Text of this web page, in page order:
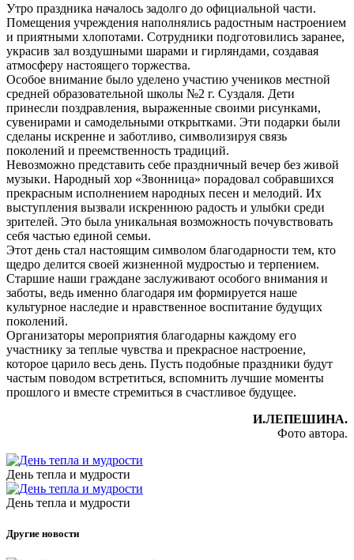
Утро праздника началось задолго до официальной части.
Помещения учреждения наполнялись радостным настроением
и приятными хлопотами. Сотрудники подготовились заранее,
украсив зал воздушными шарами и гирляндами, создавая
атмосферу настоящего торжества.
Особое внимание было уделено участию учеников местной
средней образовательной школы №2 г. Суздаля. Дети
принесли поздравления, выраженные своими рисунками,
сувенирами и самодельными открытками. Эти подарки были
сделаны искренне и заботливо, символизируя связь
поколений и преемственность традиций.
Невозможно представить себе праздничный вечер без живой
музыки. Народный хор «Звонница» порадовал собравшихся
прекрасным исполнением народных песен и мелодий. Их
выступления вызвали искреннюю радость и улыбки среди
зрителей. Это была уникальная возможность почувствовать
себя частью единой семьи.
Этот день стал настоящим символом благодарности тем, кто
щедро делится своей жизненной мудростью и терпением.
Старшие наши граждане заслуживают особого внимания и
заботы, ведь именно благодаря им формируется наше
культурное наследие и нравственное воспитание будущих
поколений.
Организаторы мероприятия благодарны каждому его
участнику за теплые чувства и прекрасное настроение,
которое царило весь день. Пусть подобные праздники будут
частым поводом встретиться, вспомнить лучшие моменты
прошлого и вместе стремиться в счастливое будущее.
И.ЛЕПЕШИНА.
Фото автора.
День тепла и мудрости
День тепла и мудрости
Другие новости